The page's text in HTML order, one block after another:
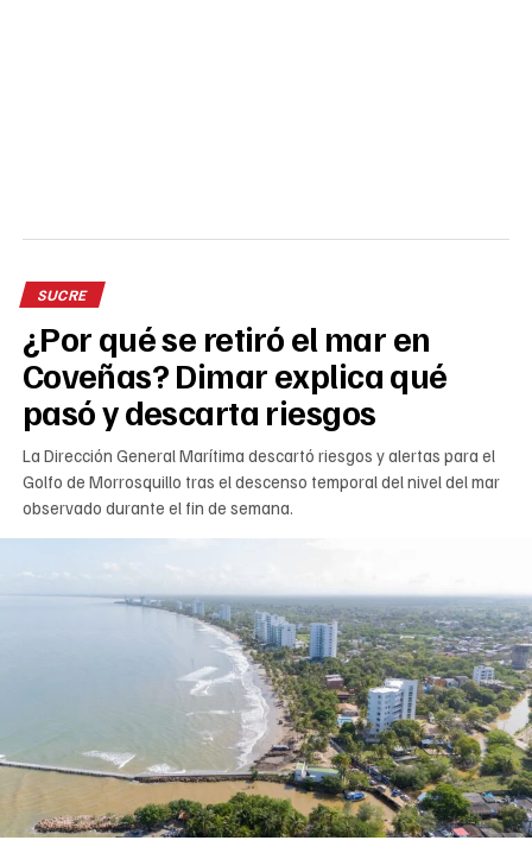
SUCRE
¿Por qué se retiró el mar en
Coveñas? Dimar explica qué
pasó y descarta riesgos
La Dirección General Marítima descartó riesgos y alertas para el
Golfo de Morrosquillo tras el descenso temporal del nivel del mar
observado durante el fin de semana.